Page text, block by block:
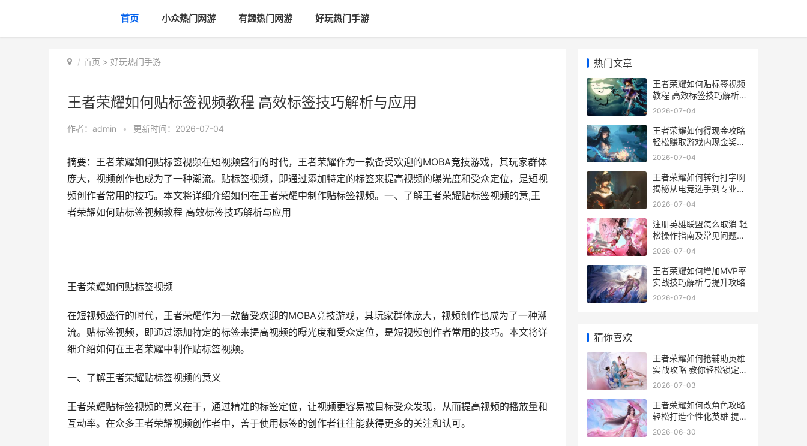
首页 小众热门网游 有趣热门网游 好玩热门手游
首页 > 好玩热门手游
王者荣耀如何贴标签视频教程 高效标签技巧解析与应用
作者： admin • 更新时间：2026-07-04
摘要：王者荣耀如何贴标签视频在短视频盛行的时代，王者荣耀作为一款备受欢迎的MOBA竞技游戏，其玩家群体
庞大，视频创作也成为了一种潮流。贴标签视频，即通过添加特定的标签来提高视频的曝光度和受众定位，是短视
频创作者常用的技巧。本文将详细介绍如何在王者荣耀中制作贴标签视频。一、了解王者荣耀贴标签视频的意,王
者荣耀如何贴标签视频教程 高效标签技巧解析与应用
王者荣耀如何贴标签视频
在短视频盛行的时代，王者荣耀作为一款备受欢迎的MOBA竞技游戏，其玩家群体庞大，视频创作也成为了一种潮
流。贴标签视频，即通过添加特定的标签来提高视频的曝光度和受众定位，是短视频创作者常用的技巧。本文将详
细介绍如何在王者荣耀中制作贴标签视频。
一、了解王者荣耀贴标签视频的意义
王者荣耀贴标签视频的意义在于，通过精准的标签定位，让视频更容易被目标受众发现，从而提高视频的播放量和
互动率。在众多王者荣耀视频创作者中，善于使用标签的创作者往往能获得更多的关注和认可。
热门文章
王者荣耀如何贴标签视频
教程 高效标签技巧解析与
应用
2026-07-04
王者荣耀如何得现金攻略
轻松赚取游戏内现金奖励
全解析
2026-07-04
王者荣耀如何转行打字啊
揭秘从电竞选手到专业打
字员的华丽转身之路
2026-07-04
注册英雄联盟怎么取消 轻
松操作指南及常见问题解
答
2026-07-04
王者荣耀如何增加MVP率
实战技巧解析与提升攻略
2026-07-04
猜你喜欢
王者荣耀如何抢辅助英雄
实战攻略 教你轻松锁定心
仪辅助英雄
2026-07-03
王者荣耀如何改角色攻略
轻松打造个性化英雄 提升
游戏体验全解析
2026-06-30